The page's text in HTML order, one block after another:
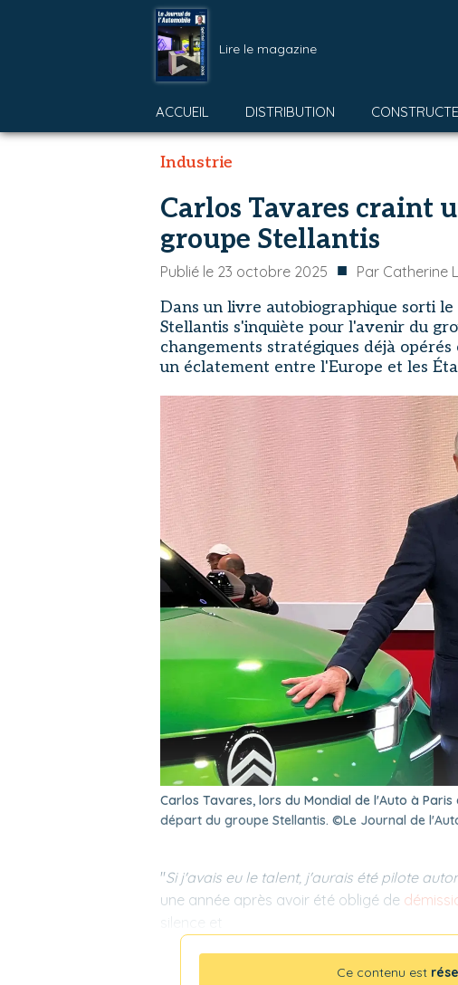
Lire le magazine
ACCUEIL DISTRIBUTION
Industrie
Carlos Tavares craint
groupe Stellantis
Publié le 23 octobre 2025 ■ Par Catherine
Dans un livre autobiographique sorti
Stellantis s'inquiète pour l'avenir du
changements stratégiques déjà
un éclatement entre l'Europe et les
Carlos Tavares, lors du Mondial de l'Auto à
départ du groupe Stellantis. ©Le Journal de
"Si j'avais eu le talent, j'aurais été pilote
une année après avoir été obligé de
silence et
Ce contenu est